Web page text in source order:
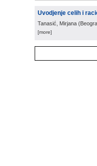
Uvodjenje celih i
Tanasić, Mirjana (
[more]